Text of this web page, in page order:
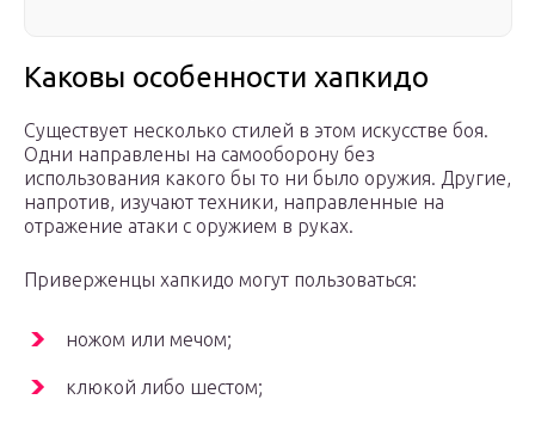
Каковы особенности хапкидо
Существует несколько стилей в этом искусстве боя.
Одни направлены на самооборону без
использования какого бы то ни было оружия. Другие,
напротив, изучают техники, направленные на
отражение атаки с оружием в руках.
Приверженцы хапкидо могут пользоваться:
ножом или мечом;
клюкой либо шестом;